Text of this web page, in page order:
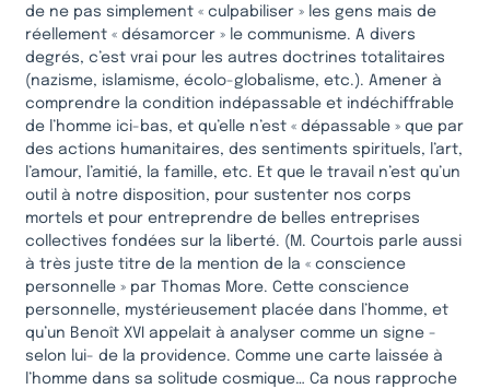
de ne pas simplement « culpabiliser » les gens mais de
réellement « désamorcer » le communisme. A divers
degrés, c’est vrai pour les autres doctrines totalitaires
(nazisme, islamisme, écolo-globalisme, etc.). Amener à
comprendre la condition indépassable et indéchiffrable
de l’homme ici-bas, et qu’elle n’est « dépassable » que par
des actions humanitaires, des sentiments spirituels, l’art,
l’amour, l’amitié, la famille, etc. Et que le travail n’est qu’un
outil à notre disposition, pour sustenter nos corps
mortels et pour entreprendre de belles entreprises
collectives fondées sur la liberté. (M. Courtois parle aussi
à très juste titre de la mention de la « conscience
personnelle » par Thomas More. Cette conscience
personnelle, mystérieusement placée dans l’homme, et
qu’un Benoît XVI appelait à analyser comme un signe -
selon lui- de la providence. Comme une carte laissée à
l’homme dans sa solitude cosmique… Ca nous rapproche